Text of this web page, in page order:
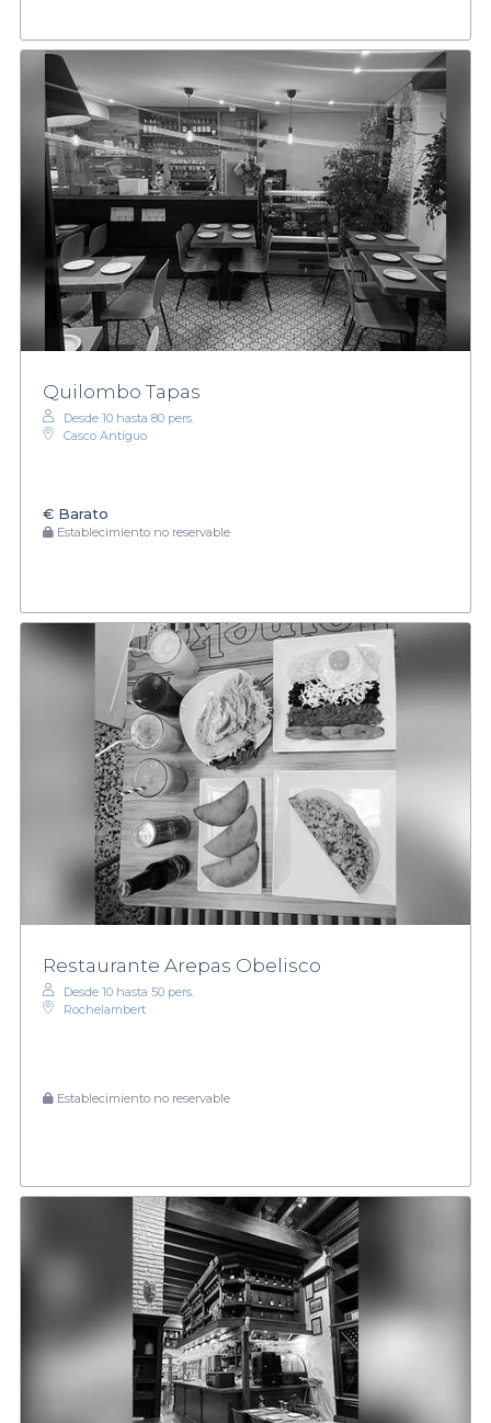
Quilombo Tapas
Desde 10 hasta 80 pers.
Casco Antiguo
€ Barato
Establecimiento no reservable
Restaurante Arepas Obelisco
Desde 10 hasta 50 pers.
Rochelambert
Establecimiento no reservable